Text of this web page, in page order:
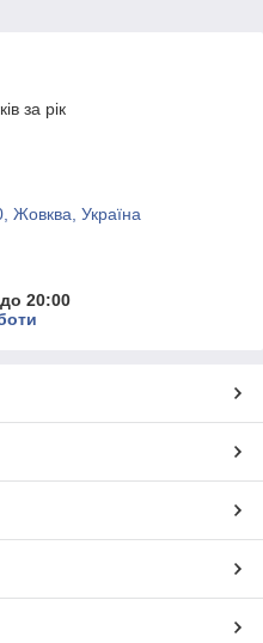
за рік
Жовква, Україна
20:00